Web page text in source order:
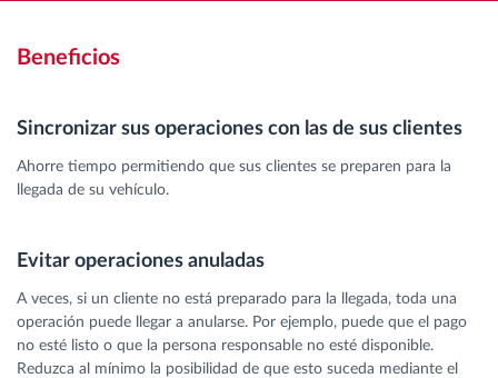
Beneficios
Sincronizar sus operaciones con las de sus clientes
Ahorre tiempo permitiendo que sus clientes se preparen para la
llegada de su vehículo.
Evitar operaciones anuladas
A veces, si un cliente no está preparado para la llegada, toda una
operación puede llegar a anularse. Por ejemplo, puede que el pago
no esté listo o que la persona responsable no esté disponible.
Reduzca al mínimo la posibilidad de que esto suceda mediante el